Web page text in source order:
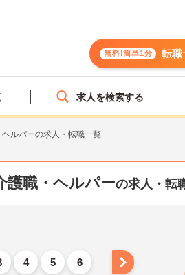
無料!簡単1分 転職
求人を検索する
ルパーの求人・転職一覧
護職・ヘルパーの求人・転
4 5 6